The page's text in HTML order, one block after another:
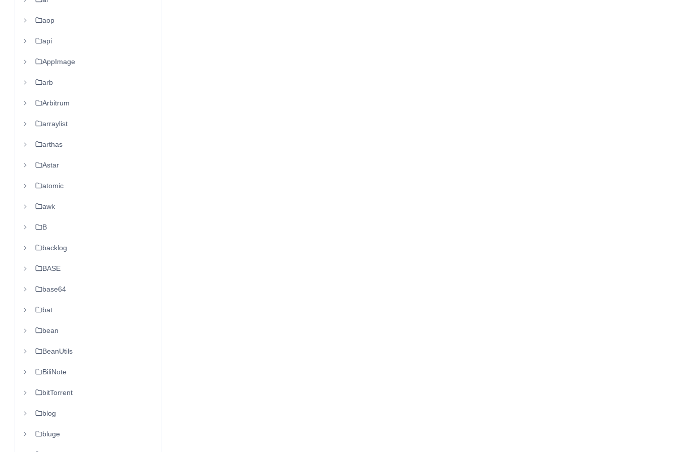
aop
api
AppImage
arb
Arbitrum
arraylist
arthas
Astar
atomic
awk
B
backlog
BASE
base64
bat
bean
BeanUtils
BiliNote
bitTorrent
blog
bluge